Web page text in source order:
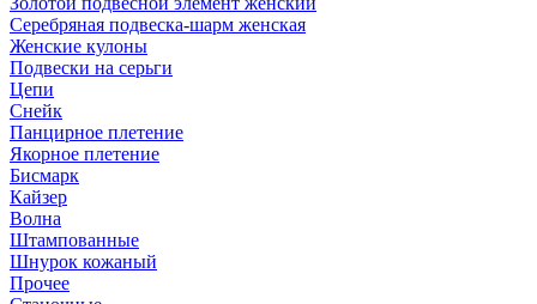
Серебряная подвеска-шарм женская
Женские кулоны
Подвески на серьги
Цепи
Снейк
Панцирное плетение
Якорное плетение
Бисмарк
Кайзер
Волна
Штампованные
Шнурок кожаный
Прочее